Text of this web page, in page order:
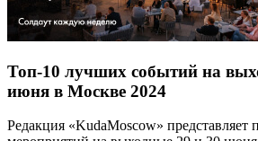
Топ-10 лучших событий на
июня в Москве 2024
Редакция «KudaMoscow» представляет